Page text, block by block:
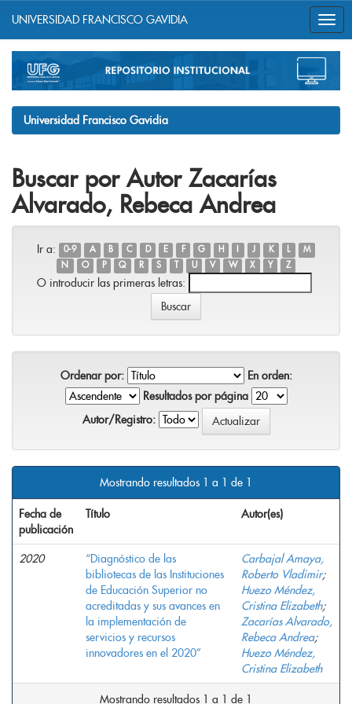
navigation
UNIVERSIDAD FRANCISCO GAVIDIA
Universidad Francisco Gavidia
Buscar por Autor Zacarías
Alvarado, Rebeca Andrea
Ir a: 0-9 A B C D E F G H J K L
M
N
O P Q R S U V W X Y Z
O introducir las primeras letras:
Ordenar por:
En orden:
Resultados por página
Autor/Registro:
Mostrando resultados 1 a 1 de 1
Fecha de
publicación
Título Autor(es)
2020
“Diagnóstico de las
bibliotecas de las Instituciones
de Educación Superior no
acreditadas y sus avances en
la implementación de
servicios y recursos
innovadores en el 2020”
Carbajal Amaya,
Roberto Vladimir;
Huezo Méndez,
Cristina Elizabeth;
Zacarías Alvarado,
Rebeca Andrea;
Huezo Méndez,
Cristina Elizabeth
Mostrando resultados 1 a 1 de 1